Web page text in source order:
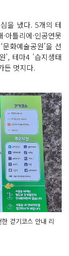
을 냈다. 5개의 테
아틀리에·인공연못
화예술공원’을 선
', 테마4 '습지생태
든 멋지다.
걷기코스 안내 리